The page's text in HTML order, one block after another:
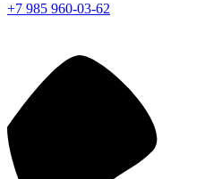
+7 985 960-03-62